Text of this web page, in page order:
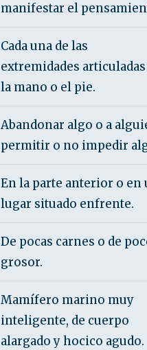
manifestar el
Cada una de las
extremidades articuladas
la mano o el pie.
Abandonar algo o a
permitir o no impedir
En la parte anterior o en
lugar situado enfrente.
De pocas carnes o de
grosor.
Mamífero marino muy
inteligente, de cuerpo
alargado y hocico agudo.